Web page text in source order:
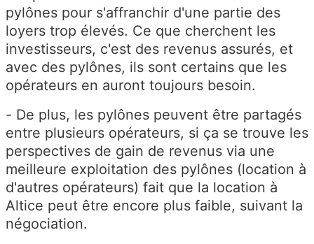
pylônes pour s'affranchir d'une partie des
loyers trop élevés. Ce que cherchent les
investisseurs, c'est des revenus assurés, et
avec des pylônes, ils sont certains que les
opérateurs en auront toujours besoin.
- De plus, les pylônes peuvent être partagés
entre plusieurs opérateurs, si ça se trouve les
perspectives de gain de revenus via une
meilleure exploitation des pylônes (location à
d'autres opérateurs) fait que la location à
Altice peut être encore plus faible, suivant la
négociation.